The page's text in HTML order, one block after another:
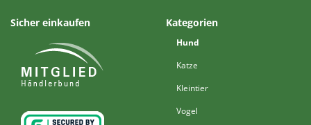
Sicher einkaufen Kategorien
Hund
Katze
Kleintier
Vogel